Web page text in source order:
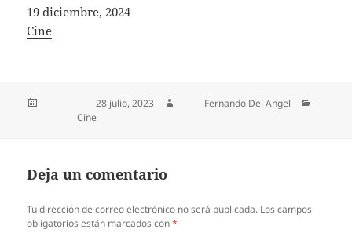
Fecha
19 diciembre, 2024
In relation to
Cine
Publicado el28 julio, 2023
Fernando Del Angel
CategoríasCine
Deja un comentario
Tu dirección de correo electrónico no será publicada. Los campos
obligatorios están marcados con*